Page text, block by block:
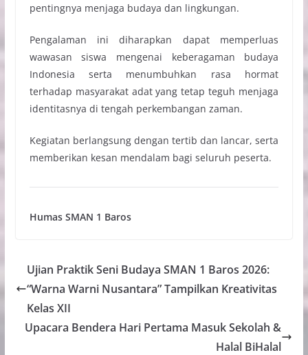
pentingnya menjaga budaya dan lingkungan.
Pengalaman ini diharapkan dapat memperluas
wawasan siswa mengenai keberagaman budaya
Indonesia serta menumbuhkan rasa hormat
terhadap masyarakat adat yang tetap teguh menjaga
identitasnya di tengah perkembangan zaman.
Kegiatan berlangsung dengan tertib dan lancar, serta
memberikan kesan mendalam bagi seluruh peserta.
Humas SMAN 1 Baros
Ujian Praktik Seni Budaya SMAN 1 Baros 2026:
“Warna Warni Nusantara” Tampilkan Kreativitas
Kelas XII
Upacara Bendera Hari Pertama Masuk Sekolah &
Halal BiHalal